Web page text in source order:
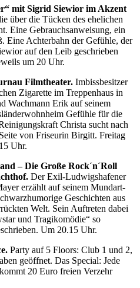
mit Sigrid Siewior im Akzent
über die Tücken des ehelichen
Eine Gebrauchsanweisung, ein
Eine Achterbahn der Gefühle, der
auf den Leib geschrieben
um 20 Uhr.
Filmtheater. Imbissbesitzer
Zigarette im Treppenhaus in
Wachmann Erik auf seinem
Gefühle für die
Christa sucht nach
von Friseurin Birgitt. Freitag
Uhr.
– Die Große Rock´n´Roll
Der Exil-Ludwigshafener
erzählt auf seinem Mundart-
Geschichten aus
Welt. Sein Auftreten dabei
und Tragikomödie“ so
Um 20.15 Uhr.
Party auf 5 Floors: Club 1 und 2,
geöffnet. Das Special: Jede
20 Euro freien Verzehr